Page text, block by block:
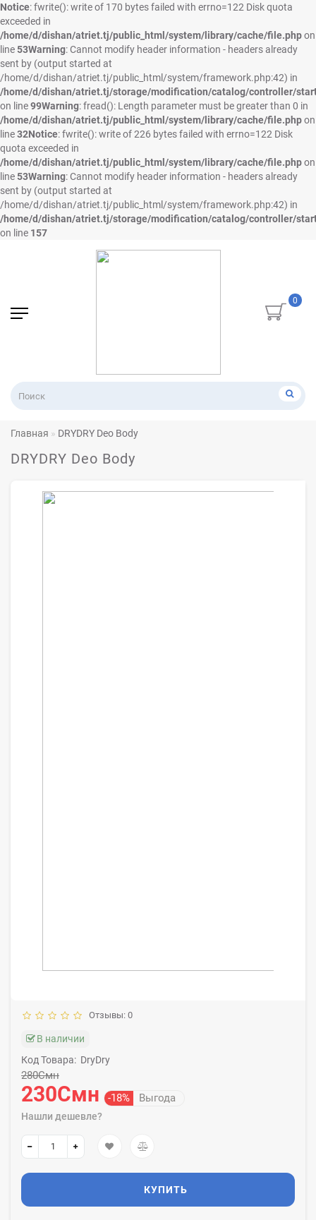
Notice: fwrite(): write of 170 bytes failed with errno=122 Disk quota
exceeded in
/home/d/dishan/atriet.tj/public_html/system/library/cache/file.phpon
line53Warning: Cannot modify header information - headers already
sent by (output started at
/home/d/dishan/atriet.tj/public_html/system/framework.php:42) in
/home/d/dishan/atriet.tj/storage/modification/catalog/controller/
on line99Warning: fread(): Length parameter must be greater than 0 in
/home/d/dishan/atriet.tj/public_html/system/library/cache/file.phpon
line32Notice: fwrite(): write of 226 bytes failed with errno=122 Disk
quota exceeded in
/home/d/dishan/atriet.tj/public_html/system/library/cache/file.phpon
line53Warning: Cannot modify header information - headers already
sent by (output started at
/home/d/dishan/atriet.tj/public_html/system/framework.php:42) in
/home/d/dishan/atriet.tj/storage/modification/catalog/controller/
on line 157
0
Главная DRYDRY Deo Body
DRYDRY Deo Body
Отзывы: 0
В наличии
Код Товара: DryDry
280Смн
230Смн -18% Выгода
Нашли дешевле?
КУПИТЬ